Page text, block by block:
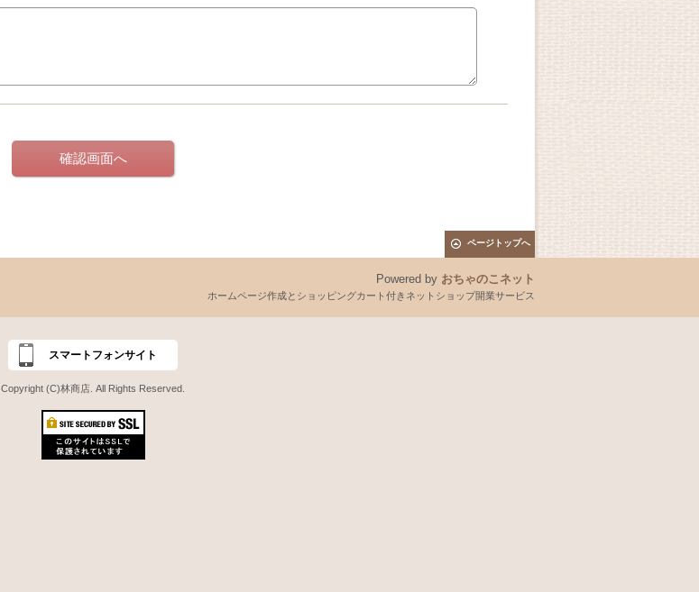
ページトップへ
Powered by おちゃのこネット
ホームページ作成とショッピングカート付きネットショップ開業サービス
スマートフォンサイト
Copyright (C)林商店. All Rights Reserved.